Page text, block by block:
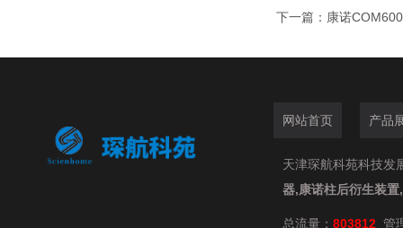
下一篇： 康诺
网站首页 产品
天津琛航科苑科技发
器,康诺柱后衍生装
总流量： 803812 管